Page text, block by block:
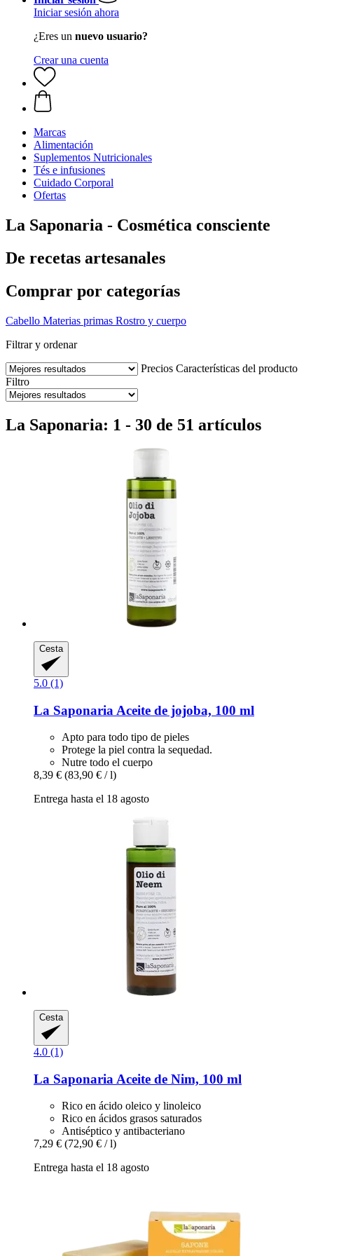
Iniciar sesión ahora
¿Eres un nuevo usuario?
Crear una cuenta
Marcas
Alimentación
Suplementos Nutricionales
Tés e infusiones
Cuidado Corporal
Ofertas
La Saponaria - Cosmética consciente
De recetas artesanales
Comprar por categorías
Cabello Materias primas Rostro y cuerpo
Filtrar y ordenar
Precios Características del producto
Filtro
La Saponaria: 1 - 30 de 51 artículos
Cesta
5.0 (1)
La Saponaria Aceite de jojoba, 100 ml
Apto para todo tipo de pieles
Protege la piel contra la sequedad.
Nutre todo el cuerpo
8,39 € (83,90 € / l)
Entrega hasta el 18 agosto
Cesta
4.0 (1)
La Saponaria Aceite de Nim, 100 ml
Rico en ácido oleico y linoleico
Rico en ácidos grasos saturados
Antiséptico y antibacteriano
7,29 € (72,90 € / l)
Entrega hasta el 18 agosto